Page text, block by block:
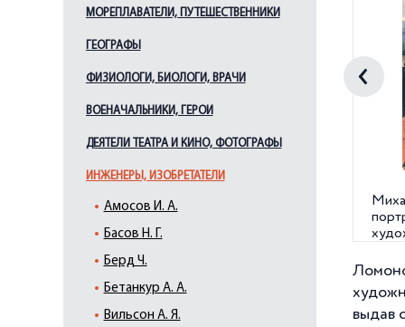
МОРЕПЛАВАТЕЛИ, ПУТЕШЕСТВЕННИКИ
ГЕОГРАФЫ
ФИЗИОЛОГИ, БИОЛОГИ, ВРАЧИ
ВОЕНАЧАЛЬНИКИ, ГЕРОИ
ДЕЯТЕЛИ ТЕАТРА И КИНО, ФОТОГРАФЫ
ИНЖЕНЕРЫ, ИЗОБРЕТАТЕЛИ
Амосов И. А.
Басов Н. Г.
Берд Ч.
Бетанкур А. А.
Вильсон А. Я.
выдав